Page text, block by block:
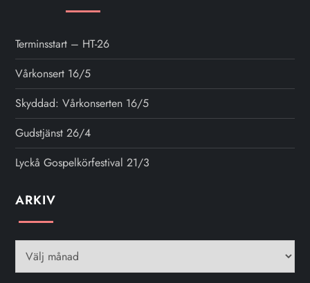
Terminsstart – HT-26
Vårkonsert 16/5
Skyddad: Vårkonserten 16/5
Gudstjänst 26/4
Lyckå Gospelkörfestival 21/3
ARKIVArkiv